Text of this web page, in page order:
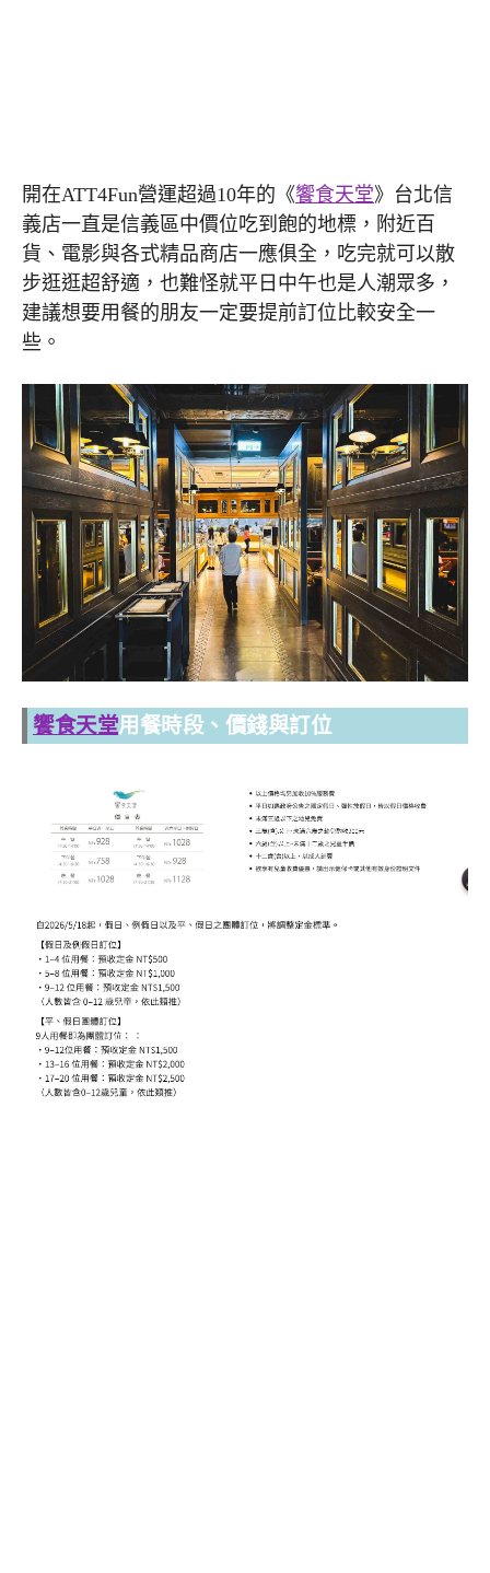
開在ATT4Fun營運超過10年的《饗食天堂》台北信
義店一直是信義區中價位吃到飽的地標，附近百
貨、電影與各式精品商店一應俱全，吃完就可以散
步逛逛超舒適，也難怪就平日中午也是人潮眾多，
建議想要用餐的朋友一定要提前訂位比較安全一
些。
饗食天堂用餐時段、價錢與訂位